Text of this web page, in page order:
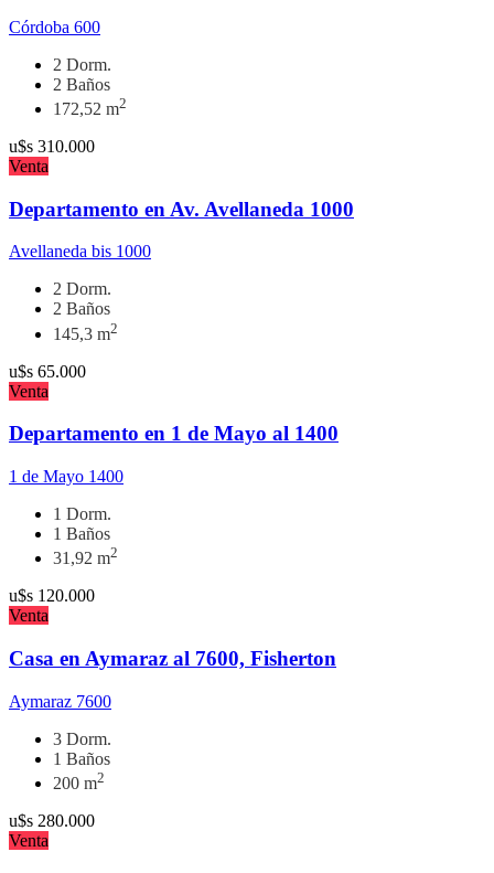
Córdoba 600
2 Dorm.
2 Baños
172,52 m2
u$s 310.000
Venta
Departamento en Av. Avellaneda 1000
Avellaneda bis 1000
2 Dorm.
2 Baños
145,3 m2
u$s 65.000
Venta
Departamento en 1 de Mayo al 1400
1 de Mayo 1400
1 Dorm.
1 Baños
31,92 m2
u$s 120.000
Venta
Casa en Aymaraz al 7600, Fisherton
Aymaraz 7600
3 Dorm.
1 Baños
200 m2
u$s 280.000
Venta